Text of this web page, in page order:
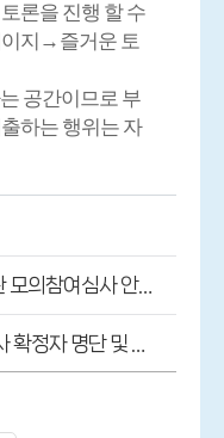
론을 진행 할 수
지 → 즐거운 토
공간이므로 부
하는 행위는 자
어린이법제관 모의참여심사 안내(7월)